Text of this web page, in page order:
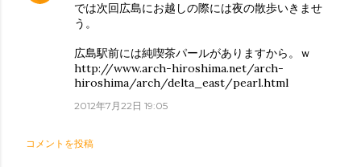
では次回広島にお越しの際には夜の散歩いきませ
う。
広島駅前には純喫茶パールがありますから。ｗ
http://www.arch-hiroshima.net/arch-
hiroshima/arch/delta_east/pearl.html
2012年7月22日 19:05
コメントを投稿